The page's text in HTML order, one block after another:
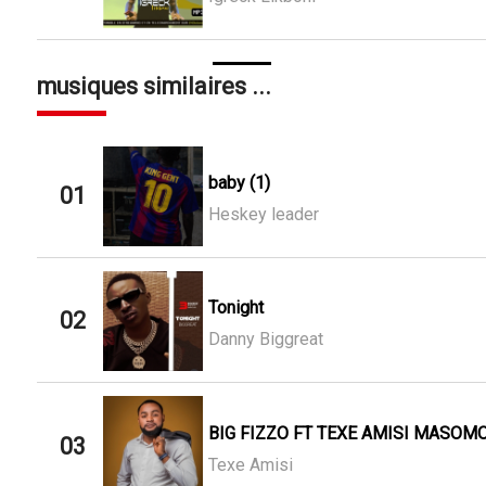
musiques similaires ...
01
baby (1)
Heskey leader
02
Tonight
Danny Biggreat
03
BIG FIZZO FT TEXE AMISI
Texe Amisi